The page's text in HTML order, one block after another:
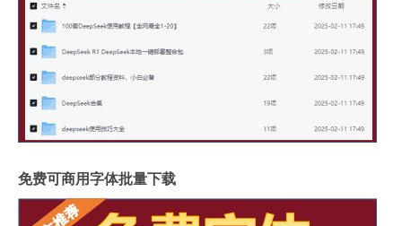
免费可商用字体批量下载